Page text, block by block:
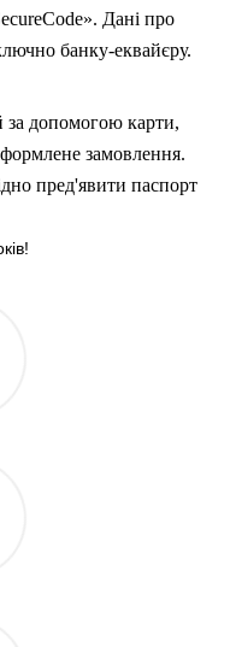
Дані про
банку-еквайєру.
за допомогою карти,
е замовлення.
пред'явити паспорт